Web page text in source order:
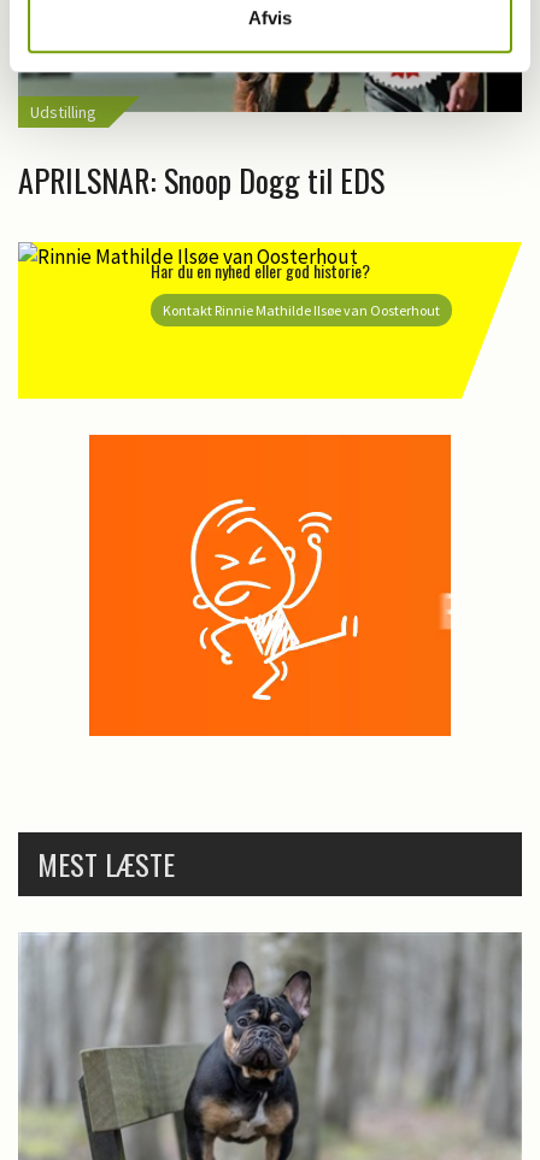
Afvis
Udstilling
APRILSNAR: Snoop Dogg til EDS
Har du en nyhed eller god historie?
Kontakt Rinnie Mathilde Ilsøe van Oosterhout
MEST LÆSTE